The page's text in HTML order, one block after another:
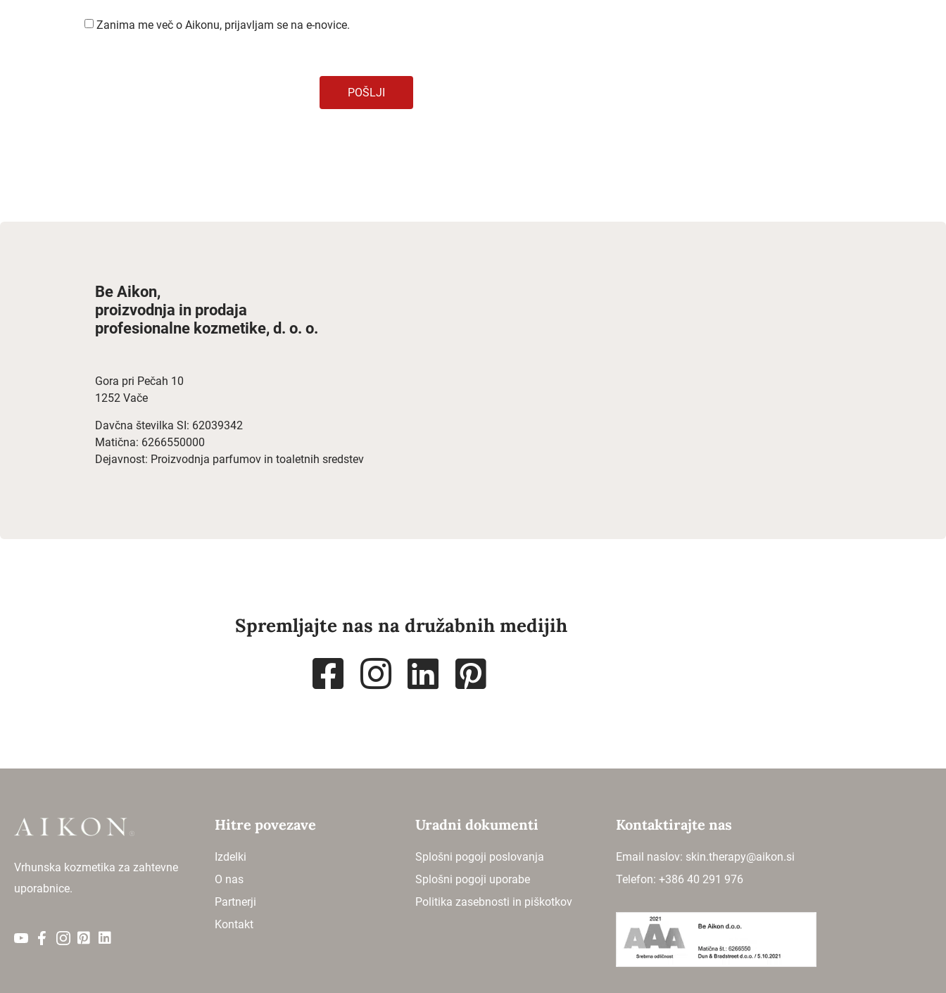
Zanima me več o Aikonu, prijavljam se na e-novice.
POŠLJI
Be Aikon,
proizvodnja in prodaja
profesionalne kozmetike, d. o. o.
Gora pri Pečah 10
1252 Vače
Davčna številka SI: 62039342
Matična: 6266550000
Dejavnost: Proizvodnja parfumov in toaletnih sredstev
Spremljajte nas na družabnih medijih
Vrhunska kozmetika za zahtevne
uporabnice.
Hitre povezave
Izdelki
O nas
Partnerji
Kontakt
Uradni dokumenti
Splošni pogoji poslovanja
Splošni pogoji uporabe
Politika zasebnosti in piškotkov
Kontaktirajte nas
Email naslov: skin.therapy@aikon.si
Telefon: +386 40 291 976